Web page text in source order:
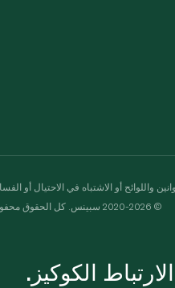
واللوائح أو الاشتباه في الاحتيال أو
© 2020-2026 سبينس. كل الحقوق محفوظة
الكوكيز.